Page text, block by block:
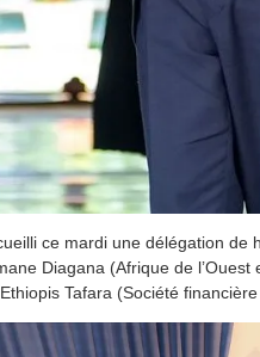
ce mardi une délégation de
Diagana (Afrique de
Tafara (Société financière